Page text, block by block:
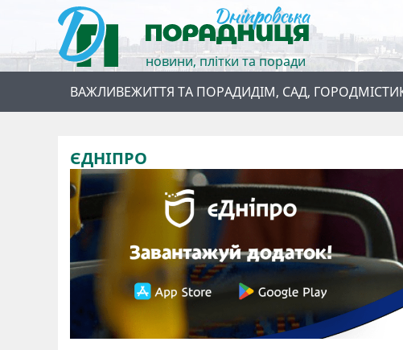
новини, плітки та поради
ВАЖЛИВЕЖИТТЯ ТА ПОРАДИДІМ, САД, ГОРОД
ЄДНІПРО